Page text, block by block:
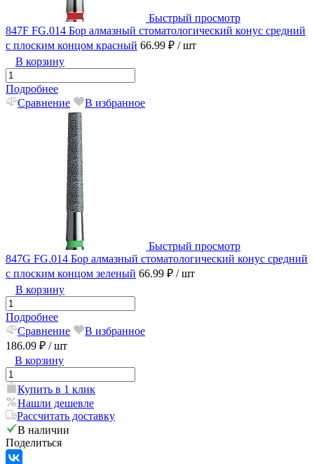
Быстрый просмотр
847F FG.014 Бор алмазный стоматологический конус средний
с плоским концом красный 66.99 ₽ / шт
В корзину
Подробнее
Сравнение
В избранное
Быстрый просмотр
847G FG.014 Бор алмазный стоматологический конус средний
с плоским концом зеленый 66.99 ₽ / шт
В корзину
Подробнее
Сравнение
В избранное
186.09 ₽ / шт
В корзину
Купить в 1 клик
Нашли дешевле
Рассчитать доставку
В наличии
Поделиться